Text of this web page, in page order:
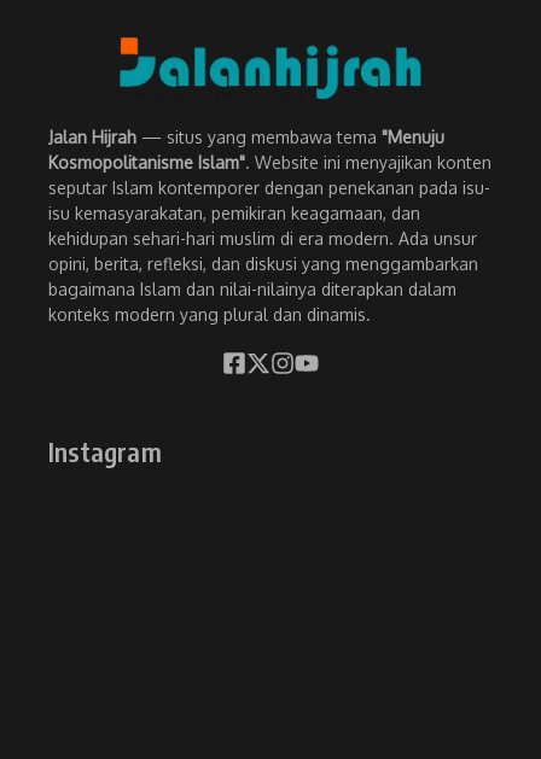
Jalan Hijrah — situs yang membawa tema "Menuju
Kosmopolitanisme Islam". Website ini menyajikan konten
seputar Islam kontemporer dengan penekanan pada isu-
isu kemasyarakatan, pemikiran keagamaan, dan
kehidupan sehari-hari muslim di era modern. Ada unsur
opini, berita, refleksi, dan diskusi yang menggambarkan
bagaimana Islam dan nilai-nilainya diterapkan dalam
konteks modern yang plural dan dinamis.
Instagram